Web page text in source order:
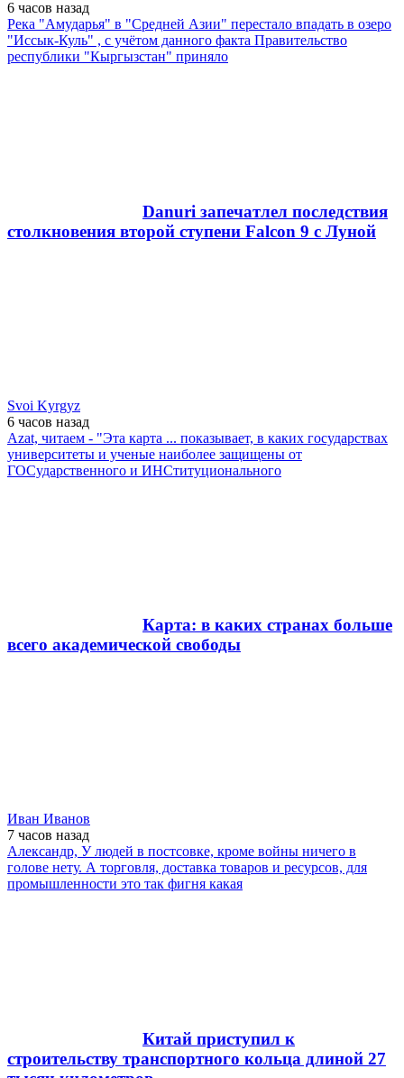
6 часов назад
Река "Амударья" в "Средней Азии" перестало впадать в озеро
"Иссык-Куль" , с учётом данного факта Правительство
республики "Кыргызстан" приняло
Danuri запечатлел последствия
столкновения второй ступени Falcon 9 с Луной
Svoi Kyrgyz
6 часов назад
Azat, читаем - "Эта карта ... показывает, в каких государствах
университеты и ученые наиболее защищены от
ГОСударственного и ИНСтитуционального
Карта: в каких странах больше
всего академической свободы
Иван Иванов
7 часов назад
Александр, У людей в постсовке, кроме войны ничего в
голове нету. А торговля, доставка товаров и ресурсов, для
промышленности это так фигня какая
Китай приступил к
строительству транспортного кольца длиной 27